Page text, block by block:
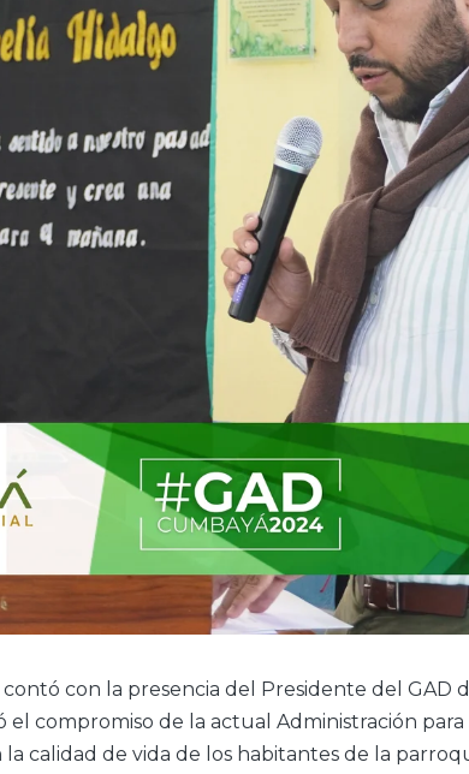
con la presencia del Presidente del GAD
el compromiso de la actual Administración
calidad de vida de los habitantes de la